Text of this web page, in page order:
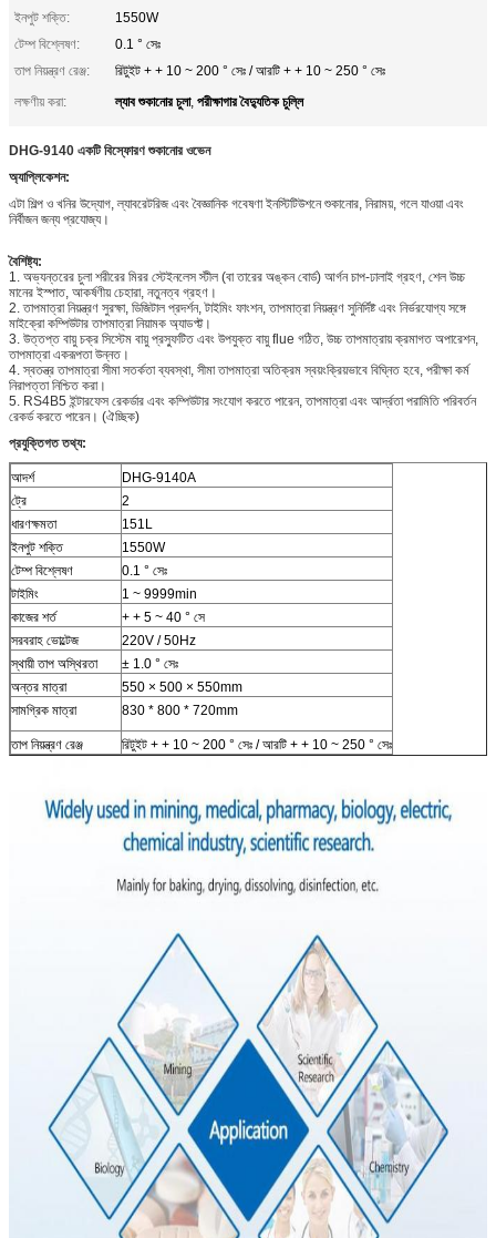
ইনপুট শক্তি:
1550W
টেম্প বিশ্লেষণ:
0.1 ° সেঃ
তাপ নিয়ন্ত্রণ রেঞ্জ:
রিটুইট + + 10 ~ 200 ° সেঃ / আরটি + + 10 ~ 250 ° সেঃ
লক্ষণীয় করা:
ল্যাব শুকানোর চুলা, পরীক্ষাগার বৈদ্যুতিক চুল্লি
DHG-9140 একটি বিস্ফোরণ শুকানোর ওভেন
অ্যাপ্লিকেশন:
এটা শিল্প ও খনির উদ্যোগ, ল্যাবরেটরিজ এবং বৈজ্ঞানিক গবেষণা ইনস্টিটিউশনে শুকানোর, নিরাময়, গলে যাওয়া এবং
নির্বীজন জন্য প্রযোজ্য।
বৈশিষ্ট্য:
1. অভ্যন্তরের চুলা শরীরের মিরর স্টেইনলেস স্টীল (বা তারের অঙ্কন বোর্ড) আর্গন চাপ-ঢালাই গ্রহণ, শেল উচ্চ
মানের ইস্পাত, আকর্ষণীয় চেহারা, নতুনত্ব গ্রহণ।
2. তাপমাত্রা নিয়ন্ত্রণ সুরক্ষা, ডিজিটাল প্রদর্শন, টাইমিং ফাংশন, তাপমাত্রা নিয়ন্ত্রণ সুনির্দিষ্ট এবং নির্ভরযোগ্য সঙ্গে
মাইক্রো কম্পিউটার তাপমাত্রা নিয়ামক অ্যাডপ্ট্ট।
3. উত্তপ্ত বায়ু চক্র সিস্টেম বায়ু প্রস্ফুটিত এবং উপযুক্ত বায়ু flue গঠিত, উচ্চ তাপমাত্রায় ক্রমাগত অপারেশন,
তাপমাত্রা একরূপতা উন্নত।
4. স্বতন্ত্র তাপমাত্রা সীমা সতর্কতা ব্যবস্থা, সীমা তাপমাত্রা অতিক্রম স্বয়ংক্রিয়ভাবে বিঘ্নিত হবে, পরীক্ষা কর্ম
নিরাপত্তা নিশ্চিত করা।
5. RS4B5 ইন্টারফেস রেকর্ডার এবং কম্পিউটার সংযোগ করতে পারেন, তাপমাত্রা এবং আর্দ্রতা পরামিতি পরিবর্তন
রেকর্ড করতে পারেন। (ঐচ্ছিক)
প্রযুক্তিগত তথ্য:
আদর্শ
DHG-9140A
ট্রে
2
ধারণক্ষমতা
151L
ইনপুট শক্তি
1550W
টেম্প বিশ্লেষণ
0.1 ° সেঃ
টাইমিং
1 ~ 9999min
কাজের শর্ত
+ + 5 ~ 40 ° সে
সরবরাহ ভোল্টেজ
220V / 50Hz
স্থায়ী তাপ অস্থিরতা
± 1.0 ° সেঃ
অন্তর মাত্রা
550 × 500 × 550mm
সামগ্রিক মাত্রা
830 * 800 * 720mm
তাপ নিয়ন্ত্রণ রেঞ্জ রিটুইট + + 10 ~ 200 ° সেঃ / আরটি + + 10 ~ 250 ° সেঃ